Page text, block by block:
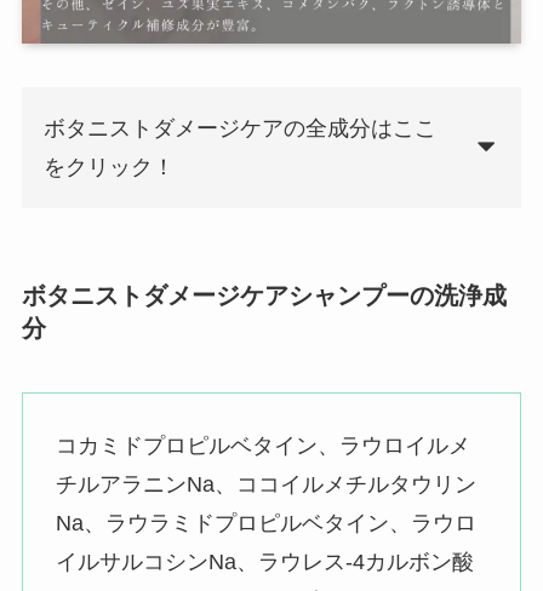
ボタニストダメージケアの全成分はここ
をクリック！
ボタニストダメージケアシャンプーの洗浄成
分
コカミドプロピルベタイン、ラウロイルメ
チルアラニンNa、ココイルメチルタウリン
Na、ラウラミドプロピルベタイン、ラウロ
イルサルコシンNa、ラウレス-4カルボン酸